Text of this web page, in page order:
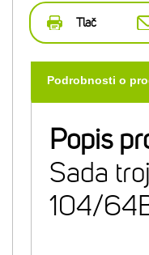
Tlač
Podrobnosti o
Popis
Sada
104/